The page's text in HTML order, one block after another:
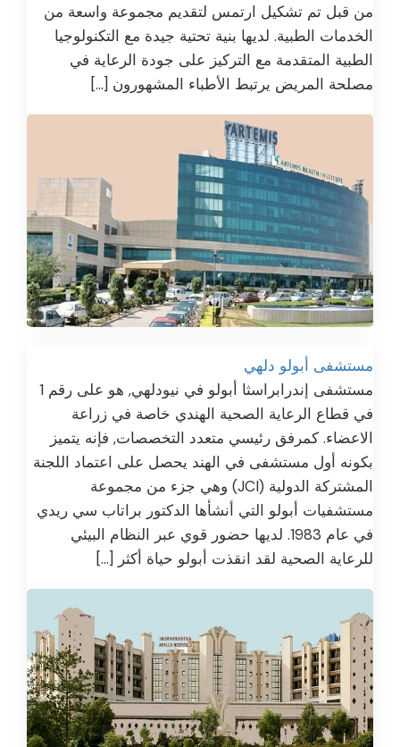
من قبل تم تشكيل ارتمس لتقديم مجموعة واسعة من
الخدمات الطبية. لديها بنية تحتية جيدة مع التكنولوجيا
الطبية المتقدمة مع التركيز على جودة الرعاية في
مصلحة المريض يرتبط الأطباء المشهورون […]
مستشفى أبولو دلهي
مستشفى إندرابراسثا أبولو في نيودلهي, هو على رقم 1
في قطاع الرعاية الصحية الهندي خاصة في زراعة
الاعضاء. كمرفق رئيسي متعدد التخصصات, فإنه يتميز
بكونه أول مستشفى في الهند يحصل على اعتماد اللجنة
المشتركة الدولية (JCI) وهي جزء من مجموعة
مستشفيات أبولو التي أنشأها الدكتور براتاب سي ريدي
في عام 1983. لديها حضور قوي عبر النظام البيئي
للرعاية الصحية لقد انقذت أبولو حياة أكثر […]